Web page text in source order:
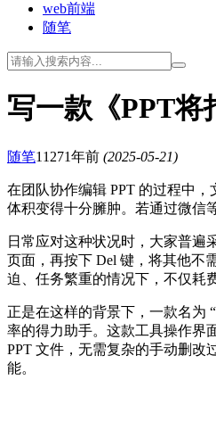
web前端
随笔
写一款《PPT将
随笔11271年前 (2025-05-21)
在团队协作编辑 PPT 的过程中
体积变得十分臃肿。若通过微信
日常应对这种状况时，大家普遍
页面，再按下 Del 键，将其他不
迫、任务繁重的情况下，不仅耗
正是在这样的背景下，一款名为
率的得力助手。这款工具操作界
PPT 文件，无需复杂的手动删改
能。